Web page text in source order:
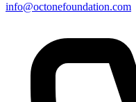
info@octonefoundation.com